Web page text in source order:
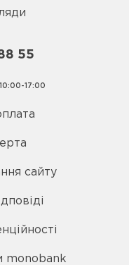
55
17:00
сайту
monobank